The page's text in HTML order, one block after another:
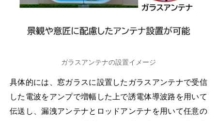
ガラスアンテナの設置イメージ
具体的には、窓ガラスに設置したガラスアンテナで受信
した電波をアンプで増幅した上で誘電体導波路を用いて
伝送し、漏洩アンテナとロッドアンテナを用いて任意の